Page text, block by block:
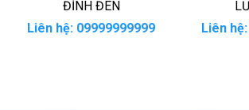
ĐỈNH ĐÈN
Liên hệ: 09999999999
Liên